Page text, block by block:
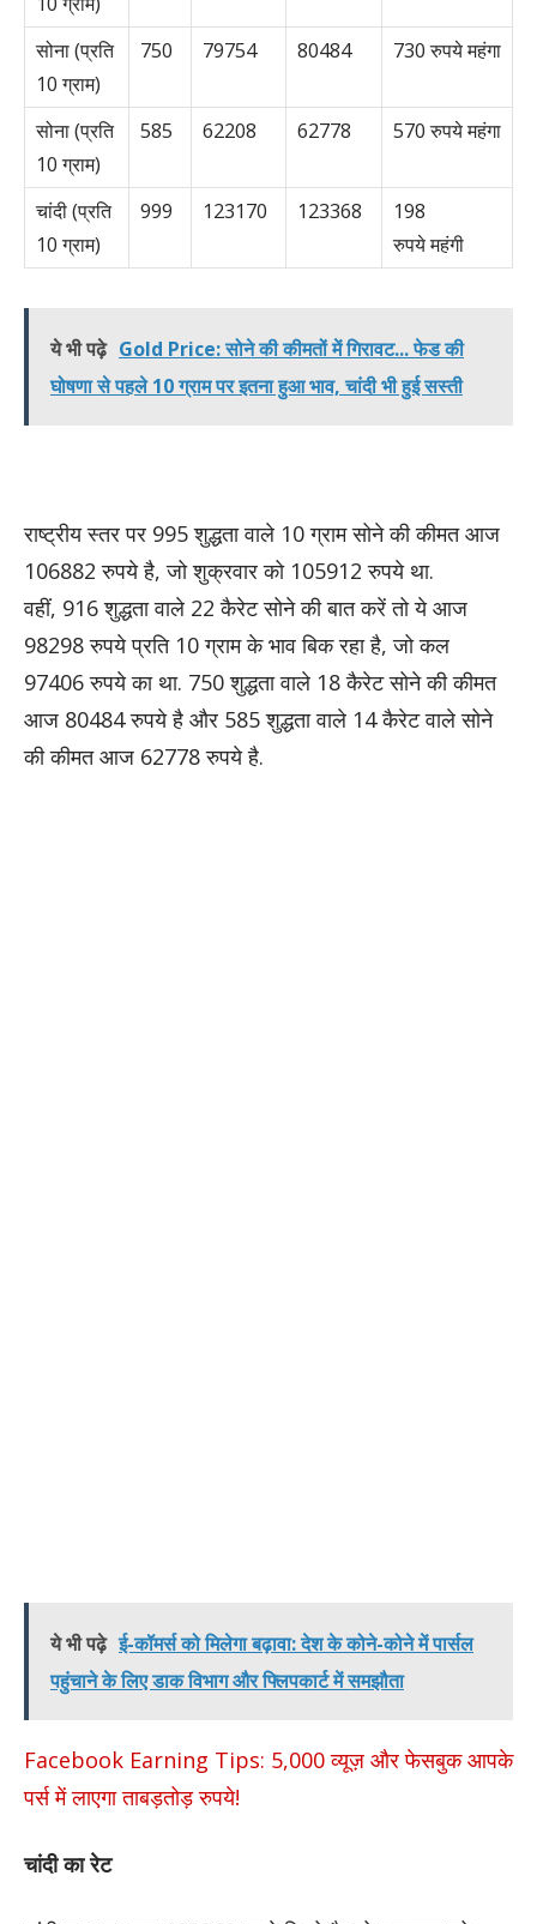
सोना (प्रति
10 ग्राम)
750 79754 80484 730 रुपये महंगा
सोना (प्रति
10 ग्राम)
585 62208 62778 570 रुपये महंगा
चांदी (प्रति
10 ग्राम)
999 123170 123368
198
रुपये महंगी
ये भी पढ़े Gold Price: सोने की कीमतों में गिरावट... फेड की
घोषणा से पहले 10 ग्राम पर इतना हुआ भाव, चांदी भी हुई सस्ती
राष्ट्रीय स्तर पर 995 शुद्धता वाले 10 ग्राम सोने की कीमत आज
106882 रुपये है, जो शुक्रवार को 105912 रुपये था.
वहीं, 916 शुद्धता वाले 22 कैरेट सोने की बात करें तो ये आज
98298 रुपये प्रति 10 ग्राम के भाव बिक रहा है, जो कल
97406 रुपये का था. 750 शुद्धता वाले 18 कैरेट सोने की कीमत
आज 80484 रुपये है और 585 शुद्धता वाले 14 कैरेट वाले सोने
की कीमत आज 62778 रुपये है.
ये भी पढ़े ई-कॉमर्स को मिलेगा बढ़ावा: देश के कोने-कोने में पार्सल
पहुंचाने के लिए डाक विभाग और फ्लिपकार्ट में समझौता
Facebook Earning Tips: 5,000 व्यूज़ और फेसबुक आपके
पर्स में लाएगा ताबड़तोड़ रुपये!
चांदी का रेट